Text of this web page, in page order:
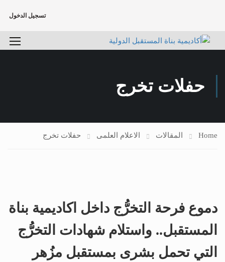
تسجيل الدخول
حفلات تخرج
Home المقالات الاعلام العلمى حفلات تخرج
دموع فرحة التخرُّج داخل اكاديمية بناة
المستقبل.. واستلام شهادات التخرُّج
التي تحمل بشرى بمستقبل مزُهر